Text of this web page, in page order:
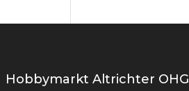
Hobbymarkt Altrichter OHG